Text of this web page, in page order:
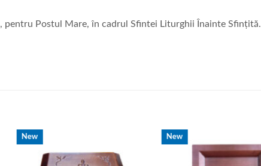
, pentru Postul Mare, în cadrul Sfintei Liturghii Înainte Sfințită.
New New